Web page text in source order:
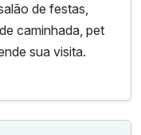
de festas,
caminhada, pet
sua visita.